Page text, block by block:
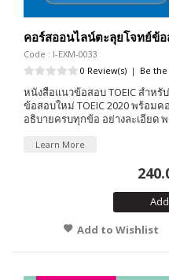
คอร์สออนไลน์ตะลุยโจทย์ข้
Code : I-EXM-0033
0 Review(s) | Be
หนังสือแนวข้อสอบ TOEIC สำห
ข้อสอบใหม่ TOEIC 2020 พร้อม
อธิบายครบทุกข้อ อย่างละเอียด
Learn More
Add to Wishlist